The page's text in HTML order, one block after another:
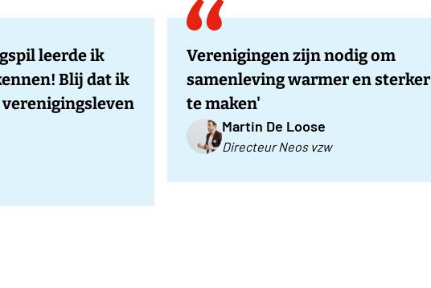
leerde ik
Blij dat ik
Verenigingen zijn nodig om
samenleving warmer en sterker
te maken'
Martin De Loose
Directeur Neos vzw